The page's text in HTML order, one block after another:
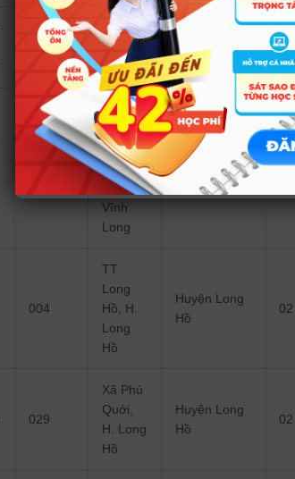
044
Ph. 4,
TP Vĩnh
Long
Thành phố
Vĩnh
Long
01
052
Phường
2, thị xã
Vĩnh
Long,
tỉnh
Vĩnh
Long
Thành phố
Vĩnh
Long
01
004
TT
Long
Hồ, H.
Long
Hồ
Huyện Long
Hồ
02
029
Xã Phú
Quới,
H. Long
Hồ
Huyện Long
Hồ
02